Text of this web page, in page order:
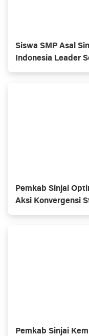
Siswa SMP Asal
Indonesia Leader
Pemkab Sinjai
Aksi Konvergensi
Pemkab Sinjai